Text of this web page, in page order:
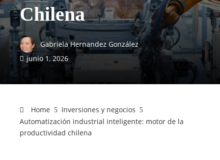
Chilena
Gabriela Hernandez González
junio 1, 2026
Home
Inversiones y negocios
Automatización industrial inteligente: motor de la
productividad chilena